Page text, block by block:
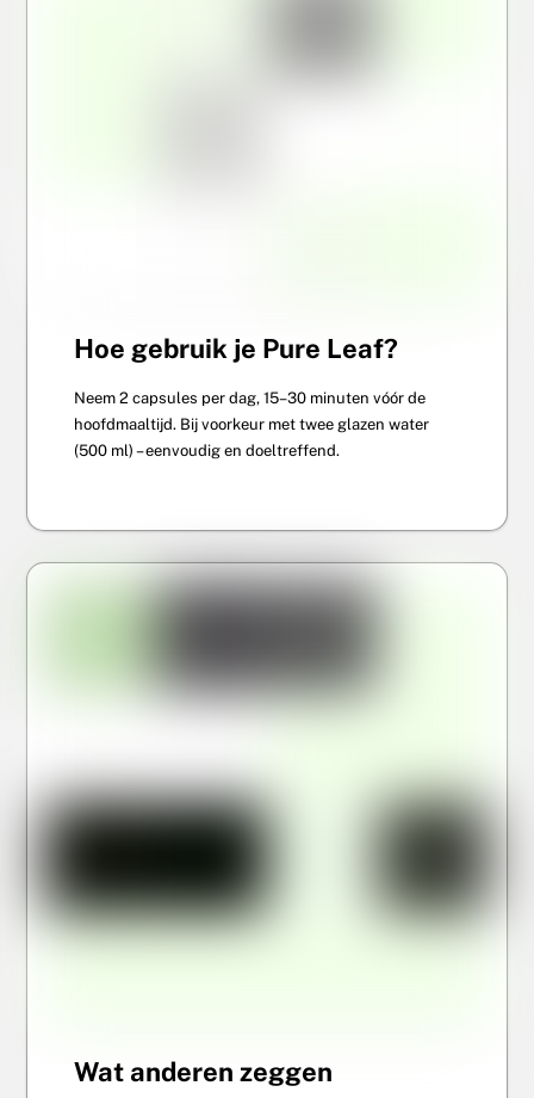
Hoe gebruik je Pure Leaf?
Neem 2 capsules per dag, 15–30 minuten vóór de
hoofdmaaltijd. Bij voorkeur met twee glazen water
(500 ml) – eenvoudig en doeltreffend.
Wat anderen zeggen